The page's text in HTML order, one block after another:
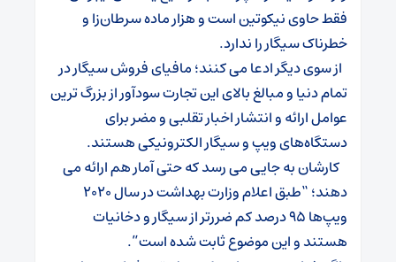
فقط حاوی نیکوتین است و هزار ماده سرطان‌زا و
خطرناک سیگار را ندارد.
از سوی دیگر ادعا می کنند؛ مافیای فروش سیگار در
تمام دنیا و مبالغ بالای این تجارت سودآور از بزرگ ترین
عوامل ارائه و انتشار اخبار تقلبی و مضر برای
دستگاه‌های ویپ و سیگار الکترونیکی هستند.
کارشان به جایی می رسد که حتی آمار هم ارائه می
دهند؛ “طبق اعلام وزارت بهداشت در سال ۲۰۲۰
ویپ‌ها ۹۵ درصد کم ضررتر از سیگار و دخانیات
هستند و این موضوع ثابت شده است”.